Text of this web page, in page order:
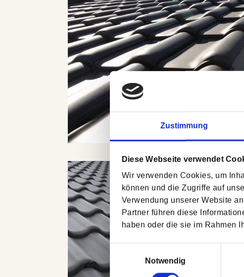
Zustimmung
Diese Webseite verwendet
Wir verwenden Cookies, um
können und die Zugriffe auf
Verwendung unserer Website
Partner führen diese
haben oder die sie im Rahmen
Notwendig